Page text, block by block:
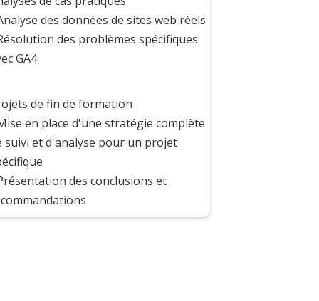
des données de sites web réels
des problèmes spécifiques
GA4
de fin de formation
en place d'une stratégie complète
suivi et d'analyse pour un projet
des conclusions et